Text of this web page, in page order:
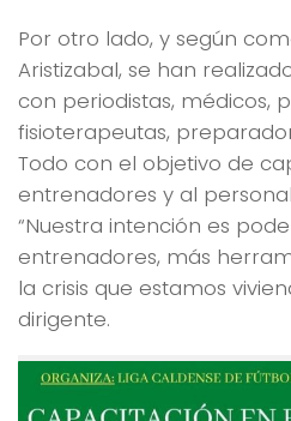
Por otro lado, y según
Aristizabal, se han
con periodistas, médicos,
fisioterapeutas,
Todo con el objetivo de
entrenadores y al
“Nuestra intención es
entrenadores, más
la crisis que estamos
dirigente.